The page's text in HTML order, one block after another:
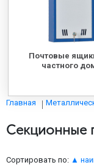
МЕБЕЛЬ
Почтовые
частного
Главная
Секционные
Сортировать по: ▲